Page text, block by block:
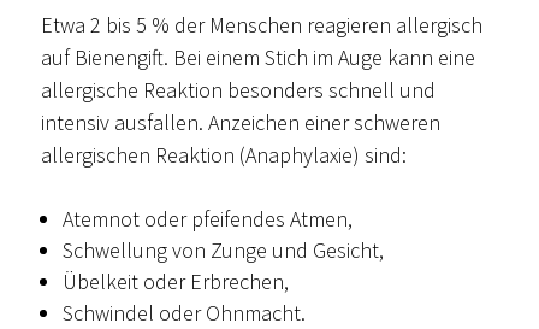
Etwa 2 bis 5 % der Menschen reagieren allergisch
auf Bienengift. Bei einem Stich im Auge kann eine
allergische Reaktion besonders schnell und
intensiv ausfallen. Anzeichen einer schweren
allergischen Reaktion (Anaphylaxie) sind:
Atemnot oder pfeifendes Atmen,
Schwellung von Zunge und Gesicht,
Übelkeit oder Erbrechen,
Schwindel oder Ohnmacht.